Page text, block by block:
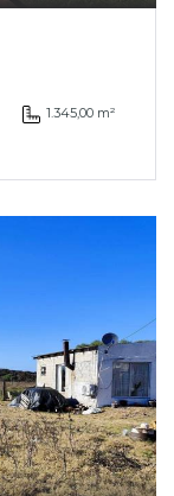
1.345,00 m²